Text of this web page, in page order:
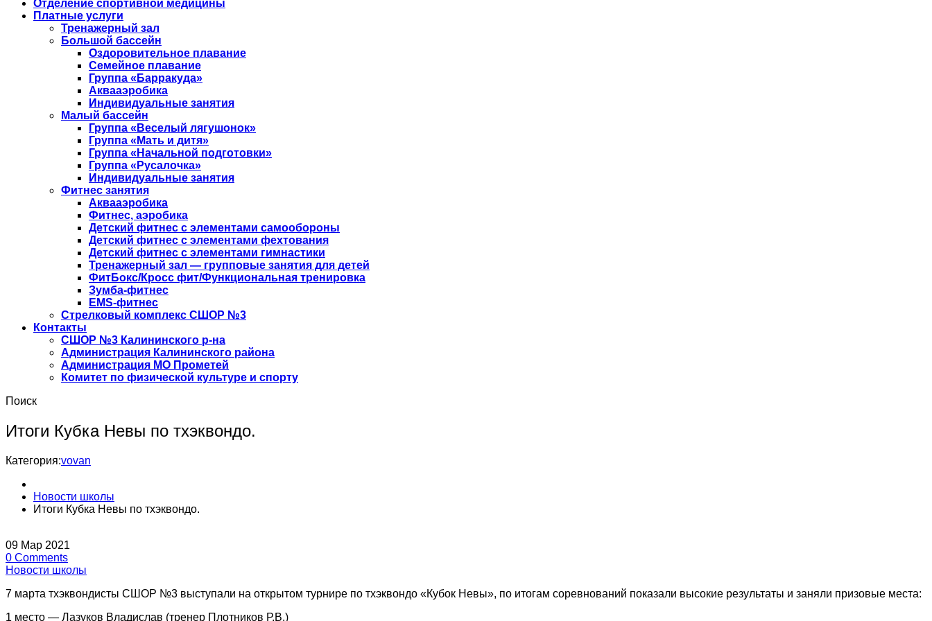
Отделение спортивной медицины
Платные услуги
Тренажерный зал
Большой бассейн
Оздоровительное плавание
Семейное плавание
Группа «Барракуда»
Аквааэробика
Индивидуальные занятия
Малый бассейн
Группа «Веселый лягушонок»
Группа «Мать и дитя»
Группа «Начальной подготовки»
Группа «Русалочка»
Индивидуальные занятия
Фитнес занятия
Аквааэробика
Фитнес, аэробика
Детский фитнес с элементами самообороны
Детский фитнес с элементами фехтования
Детский фитнес с элементами гимнастики
Тренажерный зал — групповые занятия для детей
ФитБокс/Кросс фит/Функциональная тренировка
Зумба-фитнес
EMS-фитнес
Стрелковый комплекс СШОР №3
Контакты
СШОР №3 Калининского р-на
Администрация Калининского района
Администрация МО Прометей
Комитет по физической культуре и спорту
Поиск
Итоги Кубка Невы по тхэквондо.
Категория:vovan
Новости школы
Итоги Кубка Невы по тхэквондо.
09 Мар 2021
0 Comments
Новости школы
7 марта тхэквондисты СШОР №3 выступали на открытом турнире по тхэквондо «Кубок Невы», по итогам соревнований показали высокие результаты и заняли призовые места:
1 место — Лазуков Владислав (тренер Плотников Р.В.)